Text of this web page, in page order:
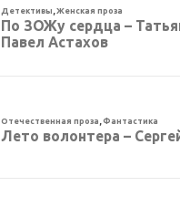
Детективы ,Женская проза
По ЗОЖу сердца –
Павел Астахов
Отечественная проза ,Фантастика
Лето волонтера –